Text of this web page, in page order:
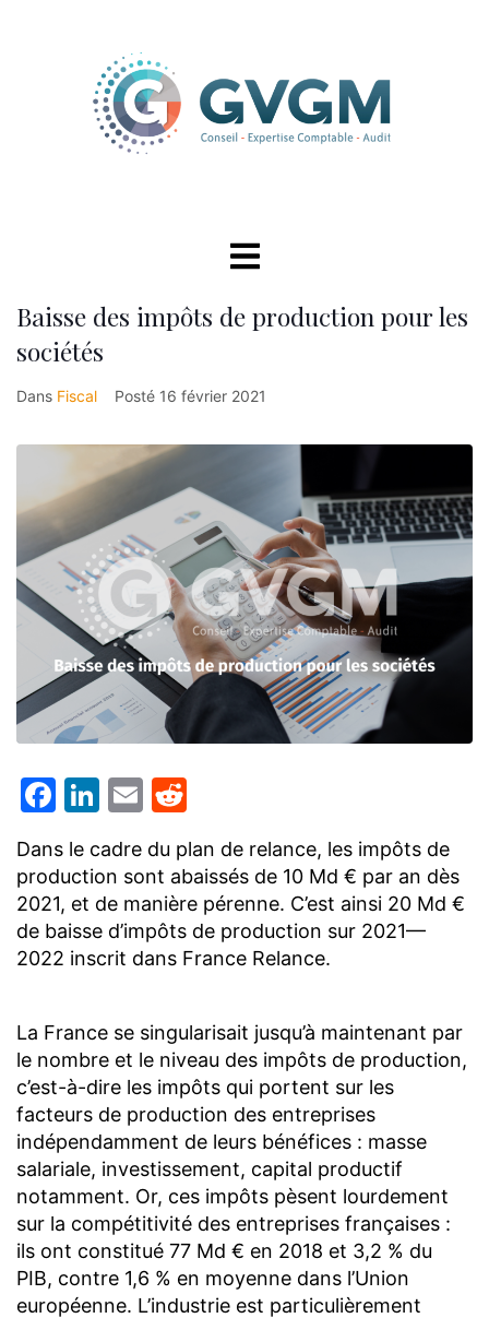
Baisse des impôts de production pour les
sociétés
Dans Fiscal Posté 16 février 2021
Facebook
LinkedIn
Email
Dans le cadre du plan de relance, les impôts de
production sont abaissés de 10 Md € par an dès
2021, et de manière pérenne. C’est ainsi 20 Md €
de baisse d’impôts de production sur 2021—
2022 inscrit dans France Relance.
La France se singularisait jusqu’à maintenant par
le nombre et le niveau des impôts de production,
c’est-à-dire les impôts qui portent sur les
facteurs de production des entreprises
indépendamment de leurs bénéfices : masse
salariale, investissement, capital productif
notamment. Or, ces impôts pèsent lourdement
sur la compétitivité des entreprises françaises :
ils ont constitué 77 Md € en 2018 et 3,2 % du
PIB, contre 1,6 % en moyenne dans l’Union
européenne. L’industrie est particulièrement